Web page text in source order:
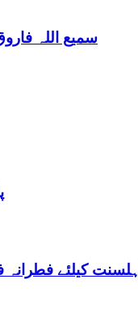
سمیع اللہ
فطرانہ فی کس70روپے مقررفقہ جعفریہ کیلئے